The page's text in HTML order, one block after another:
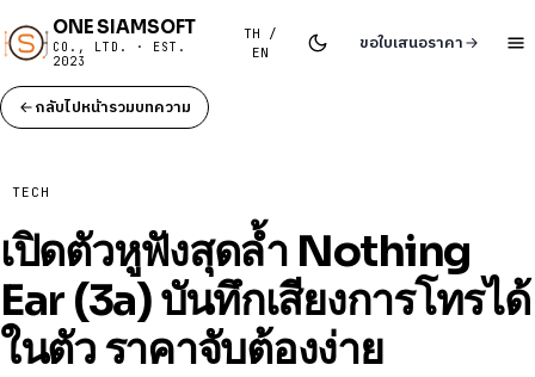
ONE SIAMSOFT
CO., LTD. · EST.
2023
TH /
EN
ขอใบเสนอราคา
กลับไปหน้ารวมบทความ
TECH
เปิดตัวหูฟังสุดล้ำ Nothing
Ear (3a) บันทึกเสียงการโทรได้
ในตัว ราคาจับต้องง่าย